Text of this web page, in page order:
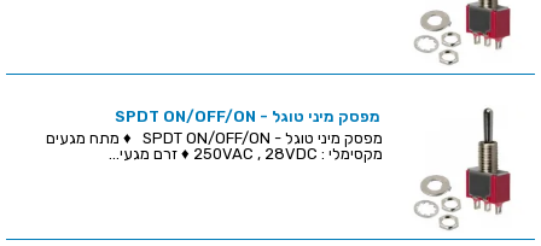
מפסק מיני טוגל - SPDT ON/OFF/ON
מפסק מיני טוגל - SPDT ON/OFF/ON ♦ מתח מגעים
מקסימלי : 250VAC , 28VDC ♦ זרם מגעי...